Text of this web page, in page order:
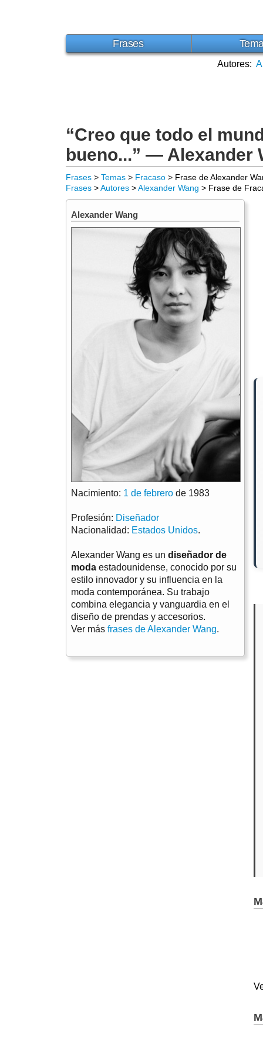
Frases
Autores: A
“Creo que todo el
bueno...” — Alexander
Frases > Temas > Fracaso > Frase de Alexander
Frases >Autores >Alexander Wang > Frase de
Alexander Wang
Nacimiento: 1 de febrero de 1983
Profesión: Diseñador
Nacionalidad: Estados Unidos.
Alexander Wang es un diseñador de
moda estadounidense, conocido por su
estilo innovador y su influencia en la
moda contemporánea. Su trabajo
combina elegancia y vanguardia en el
diseño de prendas y accesorios.
Ver más frases de Alexander Wang.